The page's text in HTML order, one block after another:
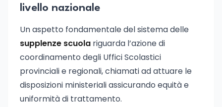
livello nazionale
Un aspetto fondamentale del sistema delle
supplenze scuola riguarda l’azione di
coordinamento degli Uffici Scolastici
provinciali e regionali, chiamati ad attuare le
disposizioni ministeriali assicurando equità e
uniformità di trattamento.